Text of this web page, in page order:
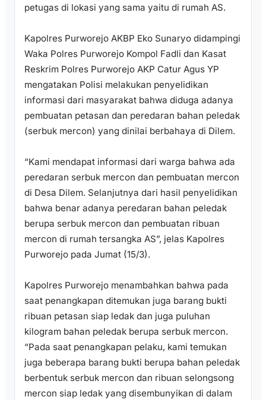
petugas di lokasi yang sama yaitu di rumah AS.
Kapolres Purworejo AKBP Eko Sunaryo didampingi
Waka Polres Purworejo Kompol Fadli dan Kasat
Reskrim Polres Purworejo AKP Catur Agus YP
mengatakan Polisi melakukan penyelidikan
informasi dari masyarakat bahwa diduga adanya
pembuatan petasan dan peredaran bahan peledak
(serbuk mercon) yang dinilai berbahaya di Dilem.
“Kami mendapat informasi dari warga bahwa ada
peredaran serbuk mercon dan pembuatan mercon
di Desa Dilem. Selanjutnya dari hasil penyelidikan
bahwa benar adanya peredaran bahan peledak
berupa serbuk mercon dan pembuatan ribuan
mercon di rumah tersangka AS”, jelas Kapolres
Purworejo pada Jumat (15/3).
Kapolres Purworejo menambahkan bahwa pada
saat penangkapan ditemukan juga barang bukti
ribuan petasan siap ledak dan juga puluhan
kilogram bahan peledak berupa serbuk mercon.
“Pada saat penangkapan pelaku, kami temukan
juga beberapa barang bukti berupa bahan peledak
berbentuk serbuk mercon dan ribuan selongsong
mercon siap ledak yang disembunyikan di dalam